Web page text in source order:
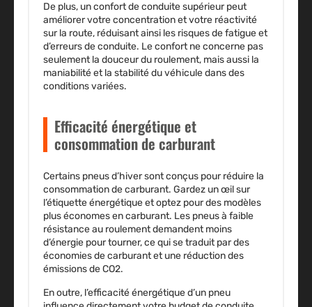
De plus, un confort de conduite supérieur peut
améliorer votre concentration et votre réactivité
sur la route, réduisant ainsi les risques de fatigue et
d’erreurs de conduite. Le confort ne concerne pas
seulement la douceur du roulement, mais aussi la
maniabilité et la stabilité du véhicule dans des
conditions variées.
Efficacité énergétique et
consommation de carburant
Certains pneus d’hiver sont conçus pour réduire la
consommation de carburant. Gardez un œil sur
l’étiquette énergétique et optez pour des modèles
plus économes en carburant. Les pneus à faible
résistance au roulement demandent moins
d’énergie pour tourner, ce qui se traduit par des
économies de carburant et une réduction des
émissions de CO2.
En outre, l’efficacité énergétique d’un pneu